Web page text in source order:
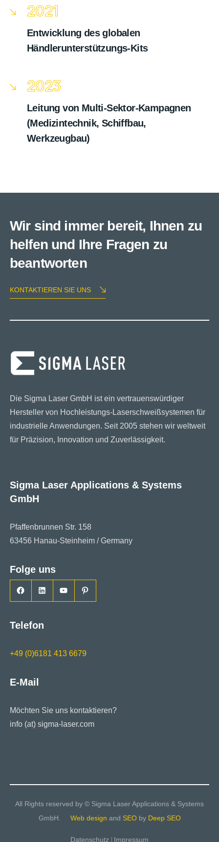
2021
Entwicklung des globalen
Händlerunterstützungs-Kits
2023
Leitung von Multi-Sektor-Kampagnen
(Medizintechnik, Schiffbau,
Werkzeugbau)
Wir sind immer bereit, Ihnen zu
helfen und Ihre Fragen zu
beantworten
KONTAKTIEREN SIE UNS
Die Sigma Laser GmbH ist ein vertrauenswürdiger
Hersteller von Hochleistungs-Laserschweißsystemen für
industrielle Anwendungen. Seit 2005 stehen wir weltweit
für Präzision, Innovation und Zuverlässigkeit.
Sigma Laser Applications & Systems
GmbH
Pfaffenbrunnen Str. 158
63456 Hanau-Steinheim / Germany
Folge uns
FacebookLinkedInYouTubePinterest
Telefon
+49 (0)6181 413 6679
E-Mail
Möchten Sie uns kontaktieren?
info (at) sigma-laser.com
All Rights reserved by © Sigma Laser Applications & Systems
GmbH. Web design and SEOby Deep SEO
Datenschutz Impressum